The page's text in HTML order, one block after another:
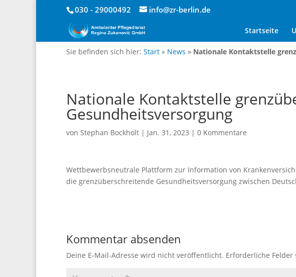
030 - 29000492 info@zr-berlin.de
Startseite
Sie befinden sich hier: Start » News » Nationale Kontaktstelle
Nationale Kontaktstelle
Gesundheitsversorgung
von Stephan Bockholt | Jan. 31, 2023 | 0 Kommentare
Wettbewerbsneutrale Plattform zur Information von
die grenzüberschreitende Gesundheitsversorgung zwischen
Kommentar absenden
Deine E-Mail-Adresse wird nicht veröffentlicht. Erforderliche